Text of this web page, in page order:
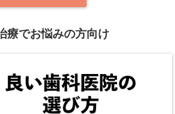
療でお悩みの方向け